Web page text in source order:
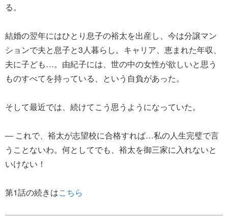
る。
結婚の翌年にはひとり息子の裕太を出産し、今は分譲マン
ションで夫と息子と3人暮らし。キャリア、恵まれた年収、
夫に子ども…。由紀子には、世の中の女性が欲しいと思う
ものすべてを持っている、という自負があった。
そして最近では、続けてこう思うようになっていた。
― これで、裕太が志望校に合格すれば…私の人生完璧で言
うことないわ。何としてでも、裕太を御三家に入れないと
いけない！
第1話の続きはこちら